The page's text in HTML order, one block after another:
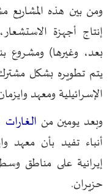
ومن بين هذه المشاريع
إنتاج أجهزة
بعد، وغيرها) ومشروع
يتم تطويره بشكل
الإسرائيلية ومعهد
وبعد يومين من
أنباء تفيد بأن معهد
حزيران.